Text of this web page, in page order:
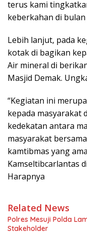
terus kami
keberkahan di
Lebih lanjut, pada
kotak di bagikan
Air mineral di
Masjid Demak.
“Kegiatan ini
kepada masyarakat
kedekatan antara
masyarakat
kamtibmas yang
Kamseltibcarlantas
Harapnya
Related News
Polres Mesuji Polda
Stakeholder